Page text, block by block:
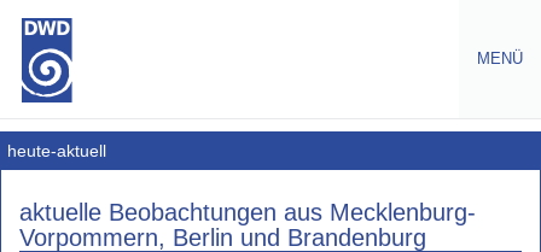
MENÜ
Wetter
Deutschlandwetter
Regionenwetter
heute-aktuell
aktuelle Beobachtungen aus Mecklenburg-
Vorpommern, Berlin und Brandenburg